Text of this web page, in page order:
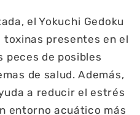
el Yokuchi Gedoku
presentes en el
peces de posibles
de salud. Además,
a reducir el estrés
entorno acuático más